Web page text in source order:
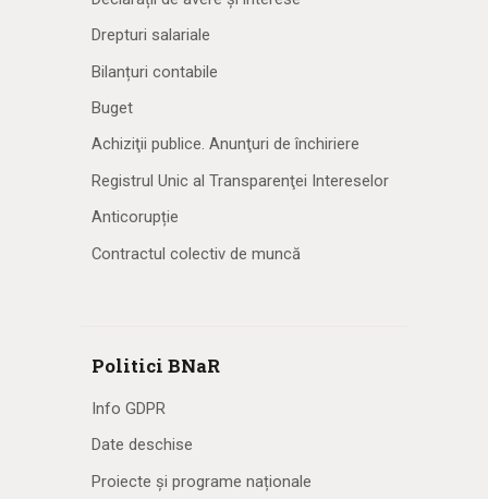
Drepturi salariale
Bilanțuri contabile
Buget
Achiziţii publice. Anunţuri de închiriere
Registrul Unic al Transparenţei Intereselor
Anticorupție
Contractul colectiv de muncă
Politici BNaR
Info GDPR
Date deschise
Proiecte și programe naționale